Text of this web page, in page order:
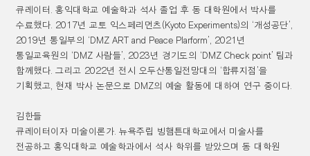
큐레이터
.홍익대학교 예술학과 석사 졸업 후 동 대학원에서 박사를
수료했다 . 2017년 교토 익스페리먼츠 (Kyoto Experiments)의 ‘개성공단’,
2019년 통일부의 ‘DMZ ART and Peace Plarform’, 2021 년
통일교육원의 ‘DMZ 사람들’, 2023년 경기도의 ‘DMZ Check point’ 팀과
함께했다 .그리고 2022년 전시 오두산통일전망대의 ‘합류지점 ’을
기획했고
현재 박사 논문으로 DMZ의 예술 활동에 대하여 연구 중이다
김한들
큐레이터이자 미술이론가 .뉴욕주립 빙햄튼대학교에서 미술사를
전공하고 홍익대학교 예술학과에서 석사 학위를 받았으며 동 대학원